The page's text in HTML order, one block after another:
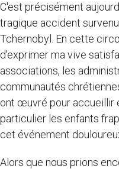
C'est précisément
tragique accident
Tchernobyl. En cette
d'exprimer ma vive
associations, les
communautés
ont œuvré pour accueillir
particulier les enfants
cet événement
Alors que nous prions